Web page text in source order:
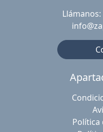
Llámanos:
Política